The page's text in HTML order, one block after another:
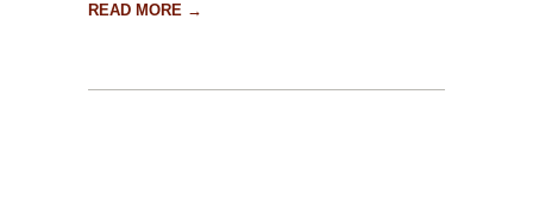
READ MORE →